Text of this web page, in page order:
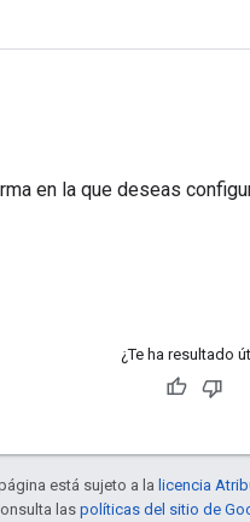
en la que deseas
¿Te ha resultado
está sujeto a la licencia
las políticas del sitio de